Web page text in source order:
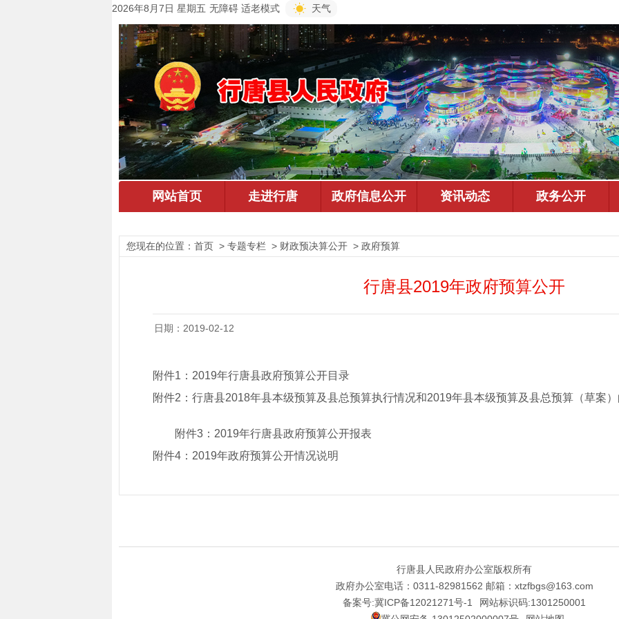
2026年8月7日 星期五 无障碍 适老模式 天气
您现在的位置： 首页 > 专题专栏 > 财政预决算公开 > 政府预算
行唐县2019年政府预算公开
日期：2019-02-12
附件1：2019年行唐县政府预算公开目录
附件2： 行唐县2018年县本级预算及县总预算执行情况和2019年县本级预算及县总预算（草案
附件3：2019年行唐县政府预算公开报表
附件4：2019年政府预算公开情况说明